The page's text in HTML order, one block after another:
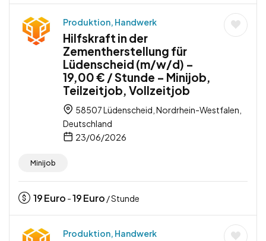
Produktion, Handwerk
Hilfskraft in der
Zementherstellung für
Lüdenscheid (m/w/d) –
19,00 € / Stunde – Minijob,
Teilzeitjob, Vollzeitjob
58507 Lüdenscheid, Nordrhein-Westfalen,
Deutschland
23/06/2026
Minijob
19Euro -19Euro / Stunde
Produktion, Handwerk